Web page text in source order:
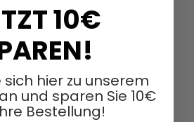
10€
sich hier zu unserem
und sparen Sie 10€
Bestellung!